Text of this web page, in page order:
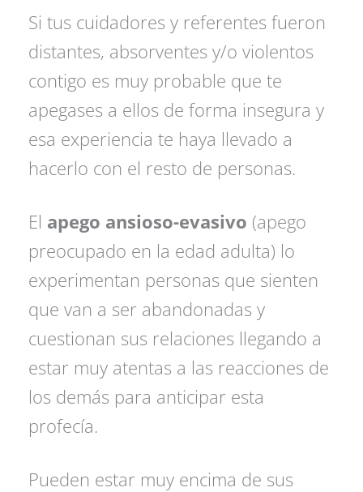
Si tus cuidadores y referentes fueron
distantes, absorventes y/o violentos
contigo es muy probable que te
apegases a ellos de forma insegura y
esa experiencia te haya llevado a
hacerlo con el resto de personas.
El apego ansioso-evasivo (apego
preocupado en la edad adulta) lo
experimentan personas que sienten
que van a ser abandonadas y
cuestionan sus relaciones llegando a
estar muy atentas a las reacciones de
los demás para anticipar esta
profecía.
Pueden estar muy encima de sus